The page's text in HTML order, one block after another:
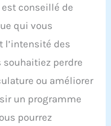
conseillé de
qui vous
l’intensité des
souhaitiez perdre
ou améliorer
un programme
pourrez